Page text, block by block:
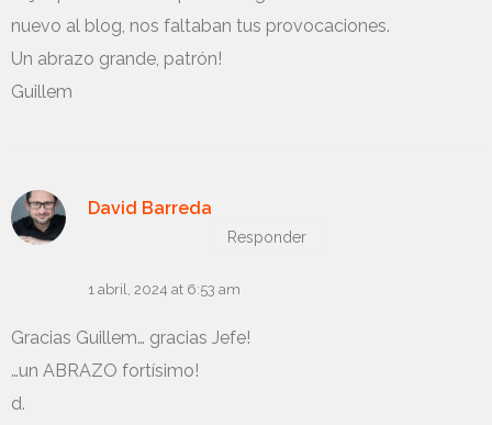
nuevo al blog, nos faltaban tus provocaciones.
Un abrazo grande, patrón!
Guillem
David Barreda
Responder
1 abril, 2024 at 6:53 am
Gracias Guillem… gracias Jefe!
…un ABRAZO fortísimo!
d.